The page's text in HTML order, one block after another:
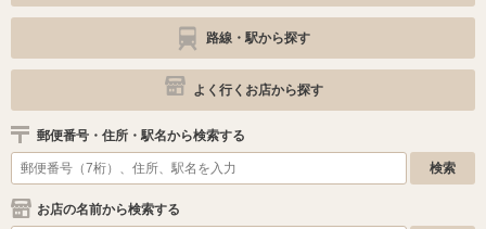
路線・駅から探す
よく行くお店から探す
郵便番号・住所・駅名から検索する
お店の名前から検索する